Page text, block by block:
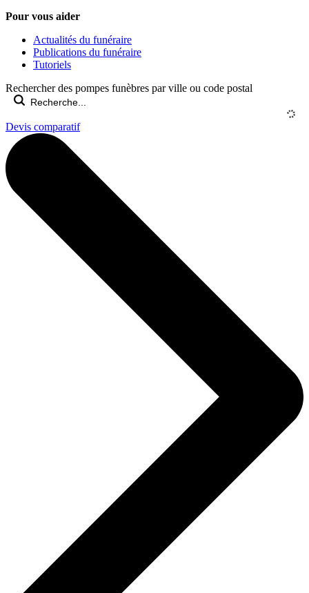
Pour vous aider
Actualités du funéraire
Publications du funéraire
Tutoriels
Rechercher des pompes funèbres par ville ou code postal
Devis comparatif